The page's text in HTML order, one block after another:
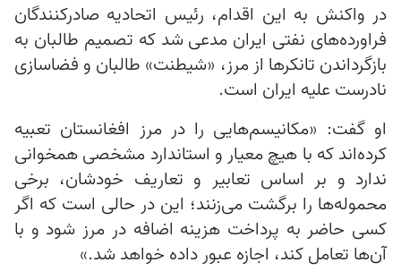
در واکنش به این اقدام، رئیس اتحادیه صادرکنندگان
فراورده‌های نفتی ایران مدعی شد که تصمیم طالبان به
بازگرداندن تانکرها از مرز، «شیطنت» طالبان و فضاسازی
نادرست علیه ایران است.
او گفت: «مکانیسم‌هایی را در مرز افغانستان تعبیه
کرده‌اند که با هیچ معیار و استاندارد مشخصی همخوانی
ندارد و بر اساس تعابیر و تعاریف خودشان، برخی
محموله‌ها را برگشت می‌زنند؛ این در حالی است که اگر
کسی حاضر به پرداخت هزینه اضافه در مرز شود و با
آن‌ها تعامل کند، اجازه عبور داده خواهد شد.»